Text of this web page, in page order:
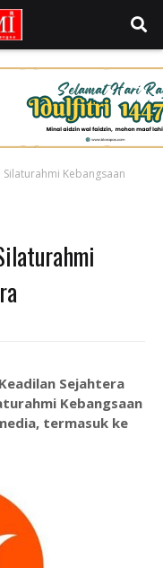
Kebangsaan
Sejahtera
Kebangsaan
termasuk ke